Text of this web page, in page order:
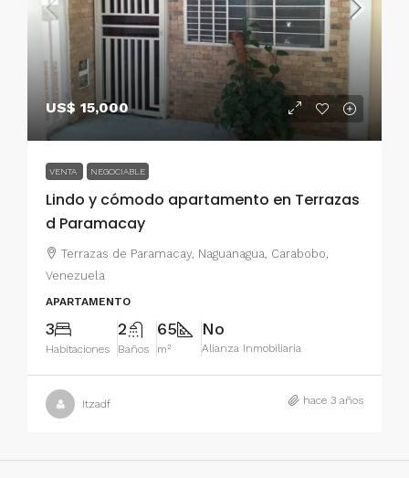
US$ 15,000
VENTA NEGOCIABLE
Lindo y cómodo apartamento en Terrazas
d Paramacay
Terrazas de Paramacay, Naguanagua, Carabobo,
Venezuela
APARTAMENTO
3
Habitaciones
2
Baños
65
m²
No
Alianza Inmobiliaria
Itzadf hace 3 años